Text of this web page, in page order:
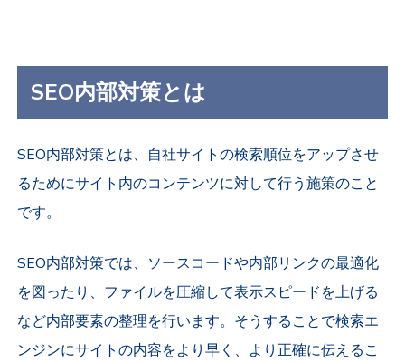
SEO内部対策とは
SEO内部対策とは、自社サイトの検索順位をアップさせ
るためにサイト内のコンテンツに対して行う施策のこと
です。
SEO内部対策では、ソースコードや内部リンクの最適化
を図ったり、ファイルを圧縮して表示スピードを上げる
など内部要素の整理を行います。そうすることで検索エ
ンジンにサイトの内容をより早く、より正確に伝えるこ